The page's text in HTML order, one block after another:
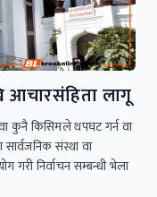
आचारसंहिता लागू
वा कुनै किसिमले थपघट गर्न वा
संस्था वा
गरी निर्वाचन सम्बन्धी भेला